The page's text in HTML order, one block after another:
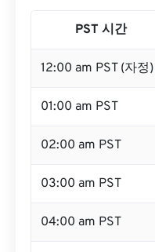
PST 시간
12:00 am PST (자정)
01:00 am PST
02:00 am PST
03:00 am PST
04:00 am PST